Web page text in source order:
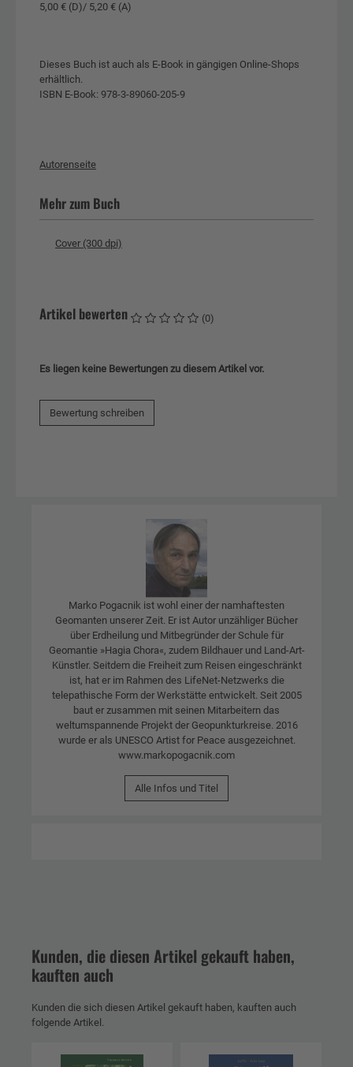
5,00 € (D)/ 5,20 € (A)
Dieses Buch ist auch als E-Book in gängigen Online-Shops
erhältlich.
ISBN E-Book: 978-3-89060-205-9
Autorenseite
Mehr zum Buch
Cover (300 dpi)
Artikel bewerten (0)
Es liegen keine Bewertungen zu diesem Artikel vor.
Bewertung schreiben
Marko Pogacnik ist wohl einer der namhaftesten
Geomanten unserer Zeit. Er ist Autor unzähliger Bücher
über Erdheilung und Mitbegründer der Schule für
Geomantie »Hagia Chora«, zudem Bildhauer und Land-Art-
Künstler. Seitdem die Freiheit zum Reisen eingeschränkt
ist, hat er im Rahmen des LifeNet-Netzwerks die
telepathische Form der Werkstätte entwickelt. Seit 2005
baut er zusammen mit seinen Mitarbeitern das
weltumspannende Projekt der Geopunkturkreise. 2016
wurde er als UNESCO Artist for Peace ausgezeichnet.
www.markopogacnik.com
Alle Infos und Titel
Kunden, die diesen Artikel gekauft haben,
kauften auch
Kunden die sich diesen Artikel gekauft haben, kauften auch
folgende Artikel.